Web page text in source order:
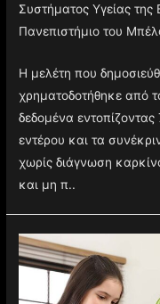
Συστήματος Υγείας
Πανεπιστήμιο του
Η μελέτη που
χρηματοδοτήθηκε από
δεδομένα
εντέρου και τα
χωρίς διάγνωση
και μη π..